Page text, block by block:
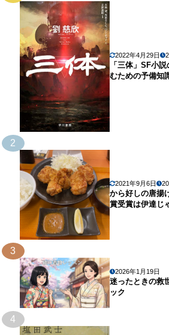
2022年4月29日
「三体」SF小
むための予備知
2
2021年9月6日
から好しの唐揚
賞受賞は伊達じ
3
2026年1月19日
迷ったときの救
ック
4